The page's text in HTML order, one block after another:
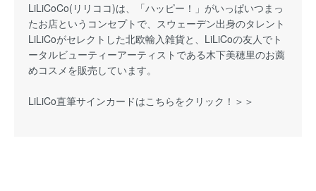
LiLiCoCo(リリココ)は、「ハッピー！」がいっぱいつまっ
たお店というコンセプトで、スウェーデン出身のタレント
LiLiCoがセレクトした北欧輸入雑貨と、LiLiCoの友人でト
ータルビューティーアーティストである木下美穂里のお薦
めコスメを販売しています。
LiLiCo直筆サインカードはこちらをクリック！＞＞